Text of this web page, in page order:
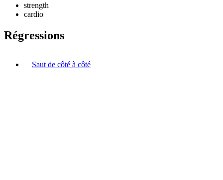
strength
cardio
Régressions
Saut de côté à côté